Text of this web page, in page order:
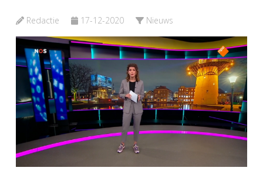
Redactie 17-12-2020 Nieuws